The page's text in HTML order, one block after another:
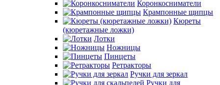
Коронкосниматели
Крампонные щипцы
Кюреты
(кюретажные ложки)
Лотки
Ножницы
Пинцеты
Ретракторы
Ручки для зеркал
Ручки для